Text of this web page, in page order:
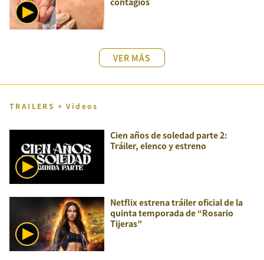
VER MÁS
TRAILERS + Videos
Cien años de soledad parte 2:
Tráiler, elenco y estreno
Netflix estrena tráiler oficial de la
quinta temporada de “Rosario
Tijeras”